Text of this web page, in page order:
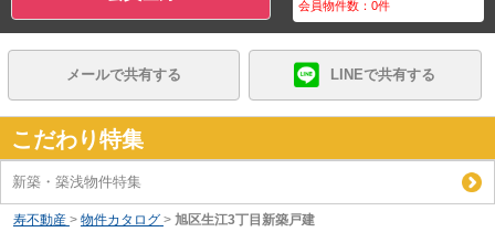
会員物件数：0件
メールで共有する LINEで共有する
こだわり特集
新築・築浅物件特集
寿不動産 > 物件カタログ > 旭区生江3丁目新築戸建